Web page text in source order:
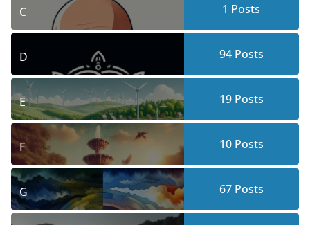
C 1 Posts
D 94Posts
E 19Posts
F 10Posts
G 67Posts